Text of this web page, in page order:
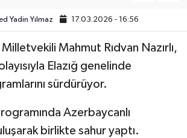
Yadin Yılmaz 17.03.2026 - 16:56
Mahmut Rıdvan Nazırlı,
Elazığ genelinde
sürdürüyor.
Azerbaycanlı
birlikte sahur yaptı.